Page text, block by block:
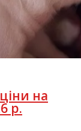
на
р.